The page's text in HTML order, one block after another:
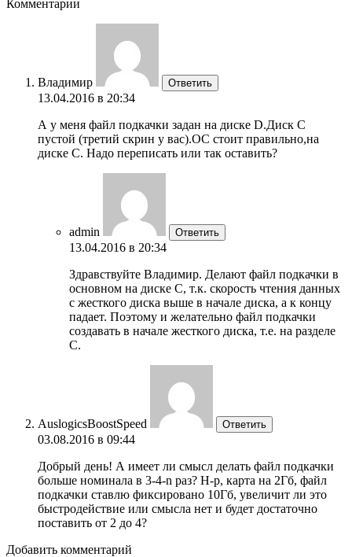
Комментарии
Владимир Ответить
13.04.2016 в 20:34
А у меня файл подкачки задан на диске D.Диск С
пустой (третий скрин у вас).ОС стоит правильно,на
диске С. Надо переписать или так оставить?
admin Ответить
13.04.2016 в 20:34
Здравствуйте Владимир. Делают файл подкачки в
основном на диске С, т.к. скорость чтения данных
с жесткого диска выше в начале диска, а к концу
падает. Поэтому и желательно файл подкачки
создавать в начале жесткого диска, т.е. на разделе
С.
AuslogicsBoostSpeed Ответить
03.08.2016 в 09:44
Добрый день! А имеет ли смысл делать файл подкачки
больше номинала в 3-4-n раз? Н-р, карта на 2Гб, файл
подкачки ставлю фиксировано 10Гб, увеличит ли это
быстродействие или смысла нет и будет достаточно
поставить от 2 до 4?
Добавить комментарий